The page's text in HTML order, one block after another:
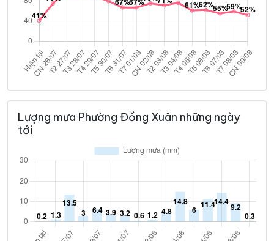
Lượng mưa Phường Đồng Xuân những ngày
tới